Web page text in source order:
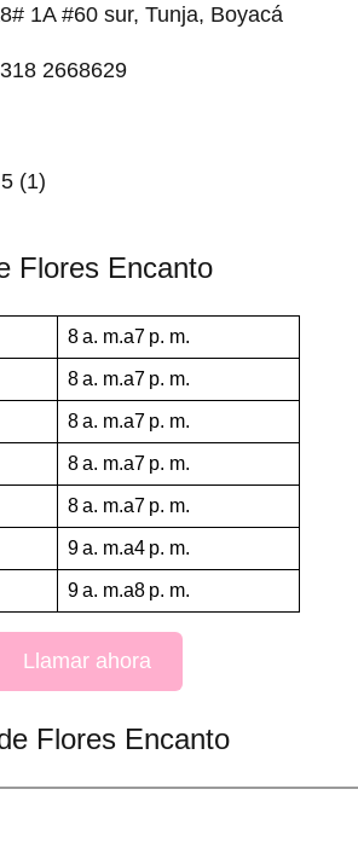
1A #60 sur, Tunja, Boyacá
2668629
(1)
Flores Encanto
8 a. m.a7 p. m.
8 a. m.a7 p. m.
8 a. m.a7 p. m.
8 a. m.a7 p. m.
8 a. m.a7 p. m.
9 a. m.a4 p. m.
9 a. m.a8 p. m.
Llamar ahora
Flores Encanto